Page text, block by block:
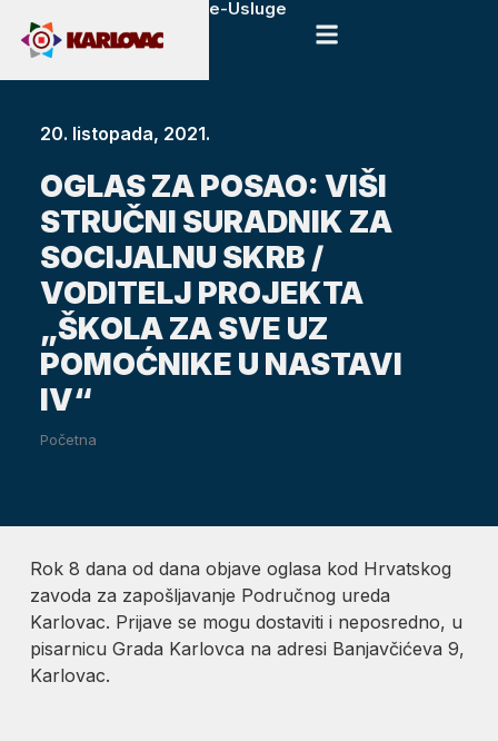
e-Usluge
20. listopada, 2021.
OGLAS ZA POSAO: VIŠI
STRUČNI SURADNIK ZA
SOCIJALNU SKRB /
VODITELJ PROJEKTA
„ŠKOLA ZA SVE UZ
POMOĆNIKE U NASTAVI
IV“
Početna
Rok 8 dana od dana objave oglasa kod Hrvatskog
zavoda za zapošljavanje Područnog ureda
Karlovac. Prijave se mogu dostaviti i neposredno, u
pisarnicu Grada Karlovca na adresi Banjavčićeva 9,
Karlovac.